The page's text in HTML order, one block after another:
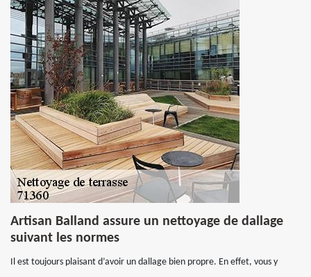
Artisan Balland assure un nettoyage de dallage
suivant les normes
Il est toujours plaisant d’avoir un dallage bien propre. En effet, vous y